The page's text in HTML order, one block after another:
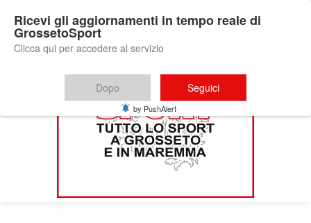
Ricevi gli aggiornamenti in tempo reale di
GrossetoSport
Clicca qui per accedere al servizio
Dopo Seguici
by PushAlert